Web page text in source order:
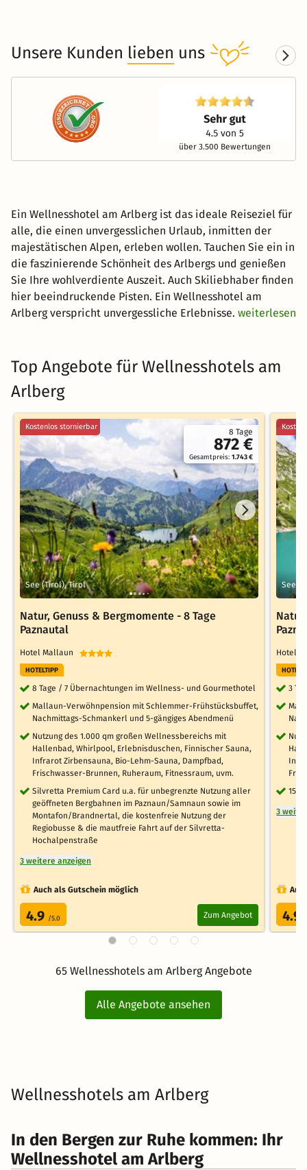
Unsere Kunden lieben uns
über 3.500 Bewertungen
Ein Wellnesshotel am Arlberg ist das ideale Reiseziel für
alle, die einen unvergesslichen Urlaub, inmitten der
majestätischen Alpen, erleben wollen. Tauchen Sie ein in
die faszinierende Schönheit des Arlbergs und genießen
Sie Ihre wohlverdiente Auszeit. Auch Skiliebhaber finden
hier beeindruckende Pisten. Ein Wellnesshotel am
Arlberg verspricht unvergessliche Erlebnisse. weiterlesen
Top Angebote für Wellnesshotels am
Arlberg
8 Tage
872 €
Gesamtpreis:1.743 €
Kostenlos stornierbar
See (Tirol), Tirol
Natur, Genuss & Bergmomente - 8 Tage
Paznautal
Hotel Mallaun
HOTELTIPP
8 Tage / 7 Übernachtungen im Wellness- und Gourmethotel
Mallaun-Verwöhnpension mit Schlemmer-Frühstücksbuffet,
Nachmittags-Schmankerl und 5-gängiges Abendmenü
Nutzung des 1.000 qm großen Wellnessbereichs mit
Hallenbad, Whirlpool, Erlebnisduschen, Finnischer Sauna,
Infrarot Zirbensauna, Bio-Lehm-Sauna, Dampfbad,
Frischwasser-Brunnen, Ruheraum, Fitnessraum, uvm.
Silvretta Premium Card u.a. für unbegrenzte Nutzung aller
geöffneten Bergbahnen im Paznaun/Samnaun sowie im
Montafon/Brandnertal, die kostenfreie Nutzung der
Regiobusse & die mautfreie Fahrt auf der Silvretta-
Hochalpenstraße
3 weitere anzeigen
Auch als Gutschein möglich
4.9 /5.0 Zum Angebot
See
Hotel
3
15 €
3
4.9
65 Wellnesshotels am Arlberg Angebote
Alle Angebote ansehen
Wellnesshotels am Arlberg
In den Bergen zur Ruhe kommen: Ihr
Wellnesshotel am Arlberg